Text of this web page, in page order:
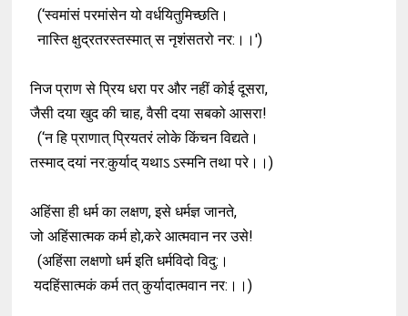
(‘स्वमांसं परमांसेन यो वर्धयितुमिच्छति।
नास्ति क्षुद्रतरस्तस्मात् स नृशंसतरो नर:।।')
निज प्राण से प्रिय धरा पर और नहीं कोई दूसरा,
जैसी दया खुद की चाह, वैसी दया सबको आसरा!
(‘न हि प्राणात् प्रियतरं लोके किंचन विद्यते।
तस्माद् दयां नर:कुर्याद् यथाऽ ऽस्मनि तथा परे।।)
अहिंसा ही धर्म का लक्षण, इसे धर्मज्ञ जानते,
जो अहिंसात्मक कर्म हो,करे आत्मवान नर उसे!
(अहिंसा लक्षणो धर्म इति धर्मविदो विदु:।
यदहिंसात्मकं कर्म तत् कुर्यादात्मवान नर:।।)